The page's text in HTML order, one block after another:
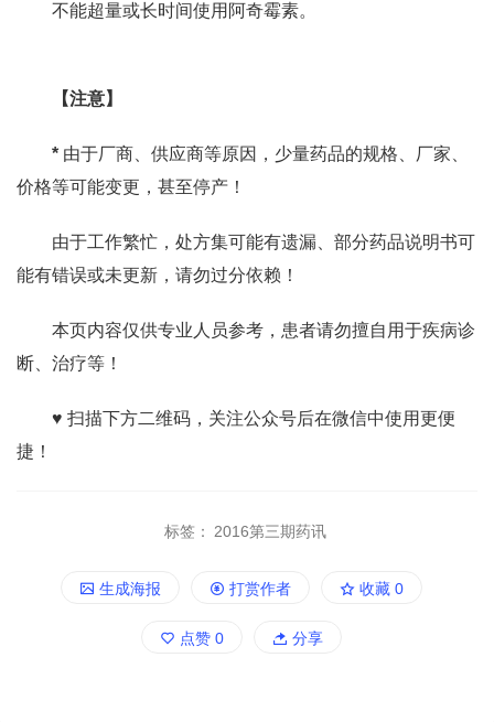
不能超量或长时间使用阿奇霉素。
【注意】
* 由于厂商、供应商等原因，少量药品的规格、厂家、
价格等可能变更，甚至停产！
由于工作繁忙，处方集可能有遗漏、部分药品说明书可
能有错误或未更新，请勿过分依赖！
本页内容仅供专业人员参考，患者请勿擅自用于疾病诊
断、治疗等！
♥ 扫描下方二维码，关注公众号后在微信中使用更便
捷！
标签： 2016第三期药讯
生成海报 打赏作者 收藏 0
点赞 0 分享